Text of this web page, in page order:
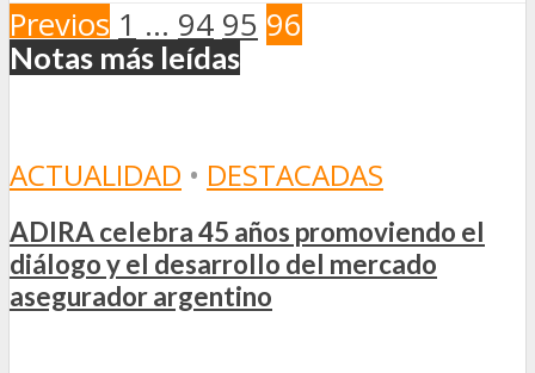
Previos 1 … 94 95 96
Notas más leídas
ACTUALIDAD • DESTACADAS
ADIRA celebra 45 años promoviendo el
diálogo y el desarrollo del mercado
asegurador argentino